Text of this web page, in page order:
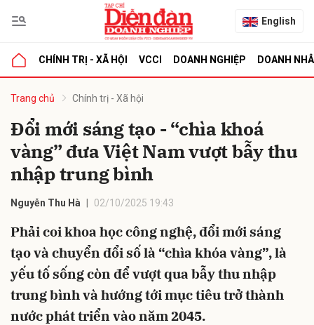
English
CHÍNH TRỊ - XÃ HỘI VCCI DOANH NGHIỆP DOANH
Trang chủ Chính trị - Xã hội
Đổi mới sáng tạo - “chìa khoá
vàng” đưa Việt Nam vượt bẫy thu
nhập trung bình
Nguyễn Thu Hà 02/10/2025 19:43
Phải coi khoa học công nghệ, đổi mới sáng
tạo và chuyển đổi số là “chìa khóa vàng”, là
yếu tố sống còn để vượt qua bẫy thu nhập
trung bình và hướng tới mục tiêu trở thành
nước phát triển vào năm 2045.
luận
Hủy